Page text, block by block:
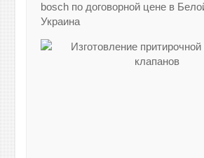
bosch по договорной цене в
Украина